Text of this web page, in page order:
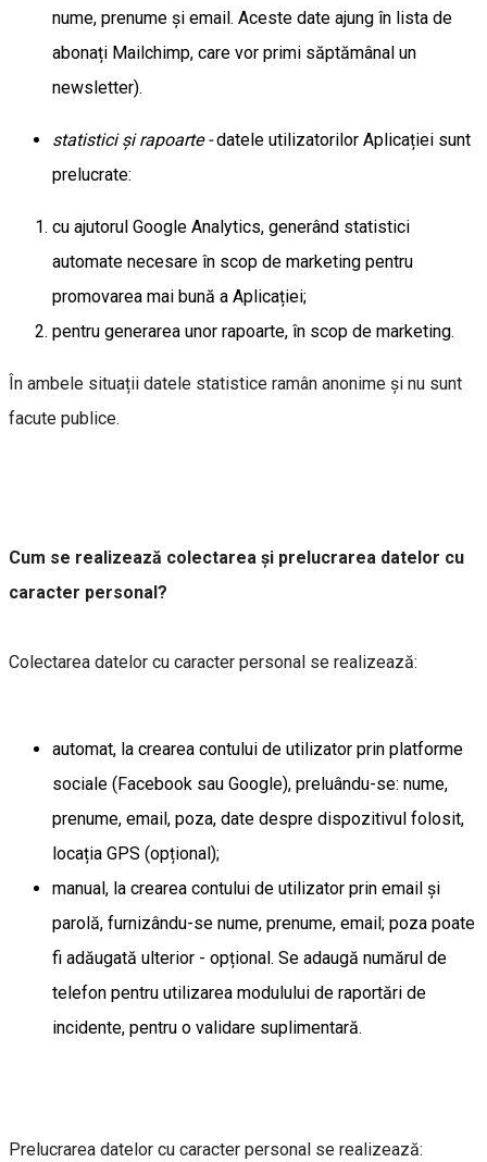
nume, prenume și email. Aceste date ajung în lista de
abonați Mailchimp, care vor primi săptămânal un
newsletter).
statistici și rapoarte -datele utilizatorilor Aplicației sunt
prelucrate:
cu ajutorul Google Analytics, generând statistici
automate necesare în scop de marketing pentru
promovarea mai bună a Aplicației;
pentru generarea unor rapoarte, în scop de marketing.
În ambele situații datele statistice ramân anonime și nu sunt
facute publice.
Cum se realizează colectarea și prelucrarea datelor cu
caracter personal?
Colectarea datelor cu caracter personal se realizează:
automat, la crearea contului de utilizator prin platforme
sociale (Facebook sau Google), preluându-se: nume,
prenume, email, poza, date despre dispozitivul folosit,
locația GPS (opțional);
manual, la crearea contului de utilizator prin email și
parolă, furnizându-se nume, prenume, email; poza poate
fi adăugată ulterior - opțional. Se adaugă numărul de
telefon pentru utilizarea modulului de raportări de
incidente, pentru o validare suplimentară.
Prelucrarea datelor cu caracter personal se realizează: